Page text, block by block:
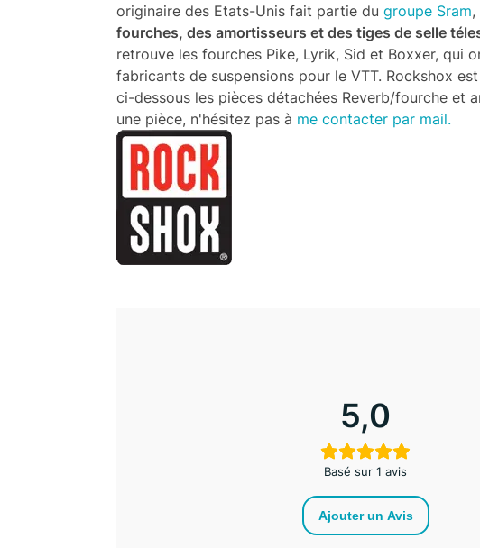
originaire des Etats-Unis fait partie du groupe Sram,
fourches, des amortisseurs et des tiges de selle
retrouve les fourches Pike, Lyrik, Sid et Boxxer, qui
fabricants de suspensions pour le VTT. Rockshox
ci-dessous les pièces détachées Reverb/fourche et
une pièce, n'hésitez pas à me contacter par mail.
5,0
Basé sur 1 avis
Ajouter un Avis